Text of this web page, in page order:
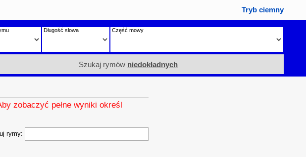
Tryb ciemny
Długość słowa Część mowy
Szukaj rymów niedokładnych
zobaczyć pełne wyniki określ
rymy: